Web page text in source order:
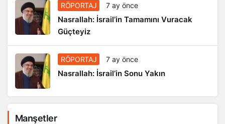
RÖPORTAJ 7 ay önce
Nasrallah: İsrail’in Tamamını Vuracak
Güçteyiz
RÖPORTAJ 7 ay önce
Nasrallah: İsrail’in Sonu Yakın
Manşetler